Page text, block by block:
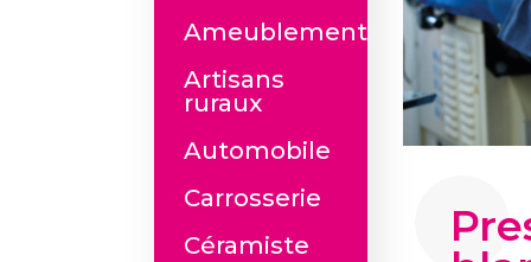
Ameublement
Artisans
ruraux
Automobile
Carrosserie
Céramiste